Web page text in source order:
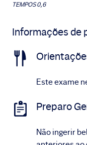
TEMPOS 0,6
Informações de
Este exame
Preparo
Não ingerir